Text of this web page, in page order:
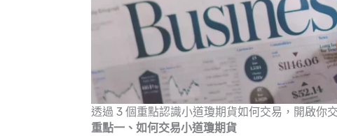
透過 3 個重點認識小道瓊期貨如何交易，開啟你
重點一、如何交易小道瓊期貨